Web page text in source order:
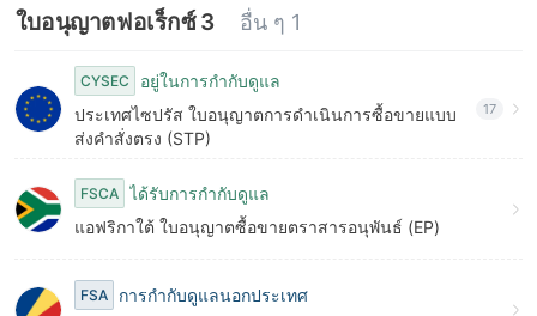
ใบอนุญาตฟอเร็กซ์ 3 อื่น ๆ 1
CYSEC
อยู่ในการกำกับดูแล
ประเทศไซปรัส ใบอนุญาตการดำเนินการซื้อขายแบบ
ส่งคำสั่งตรง (STP)
17
FSCA ได้รับการกำกับดูแล
แอฟริกาใต้ ใบอนุญาตซื้อขายตราสารอนุพันธ์ (EP)
FSA
การกำกับดูแลนอกประเทศ